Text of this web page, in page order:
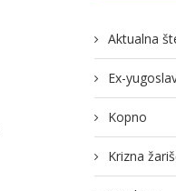
Aktualna
Ex-
Kopno
Krizna